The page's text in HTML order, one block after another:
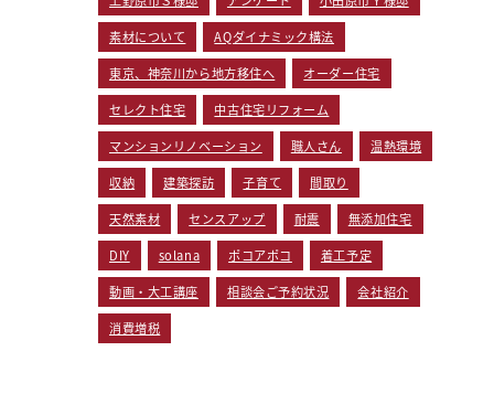
素材について AQダイナミック構法
東京、神奈川から地方移住へ オーダー住宅
セレクト住宅 中古住宅リフォーム
マンションリノベーション 職人さん 温熱環境
収納 建築探訪 子育て 間取り
天然素材 センスアップ 耐震 無添加住宅
DIY solana ポコアポコ 着工予定
動画・大工講座 相談会ご予約状況 会社紹介
消費増税